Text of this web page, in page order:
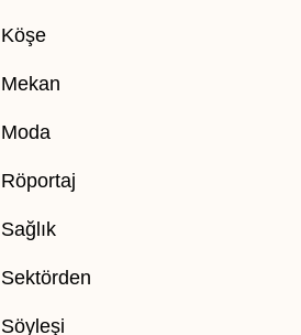
Köşe
Mekan
Moda
Röportaj
Sağlık
Sektörden
Söyleşi